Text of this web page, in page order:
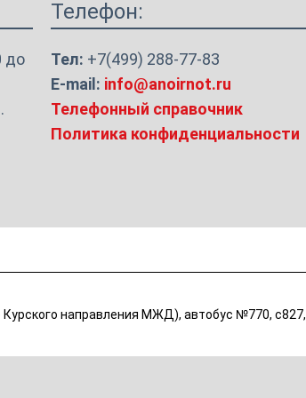
до
Телефон:
Тел: +7(499) 288-77-83
E-mail: info@anoirnot.ru
Телефонный справочник
Политика конфиденциальности
направления МЖД), автобус №770, с827,